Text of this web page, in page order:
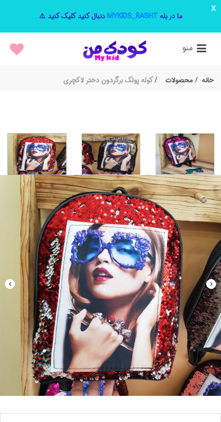
ما در بلهMYKIDS_RASHT دنبال کنید کلیک کنید ⚠️
x
منو
خانه محصولات کوله پولک برگردون دختر لاکچری